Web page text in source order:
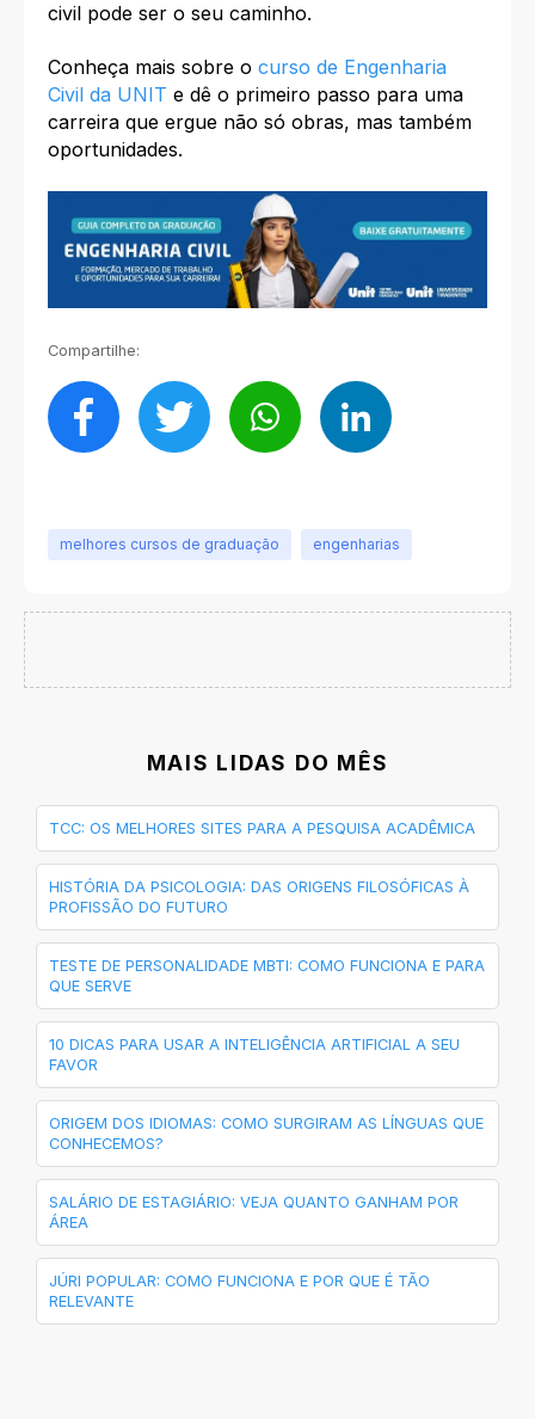
civil pode ser o seu caminho.
Conheça mais sobre o curso de Engenharia
Civil da UNIT e dê o primeiro passo para uma
carreira que ergue não só obras, mas também
oportunidades.
Compartilhe:
melhores cursos de graduação engenharias
MAIS LIDAS DO MÊS
TCC: OS MELHORES SITES PARA A PESQUISA ACADÊMICA
HISTÓRIA DA PSICOLOGIA: DAS ORIGENS FILOSÓFICAS À
PROFISSÃO DO FUTURO
TESTE DE PERSONALIDADE MBTI: COMO FUNCIONA E PARA
QUE SERVE
10 DICAS PARA USAR A INTELIGÊNCIA ARTIFICIAL A SEU
FAVOR
ORIGEM DOS IDIOMAS: COMO SURGIRAM AS LÍNGUAS QUE
CONHECEMOS?
SALÁRIO DE ESTAGIÁRIO: VEJA QUANTO GANHAM POR
ÁREA
JÚRI POPULAR: COMO FUNCIONA E POR QUE É TÃO
RELEVANTE